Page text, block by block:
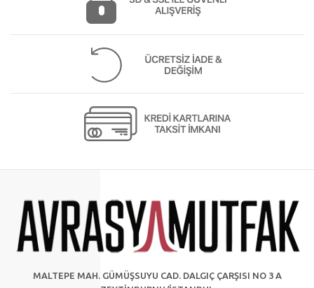
MALTEPE MAH. GÜMÜŞSUYU CAD. DALGIÇ ÇARŞISI NO 3 A